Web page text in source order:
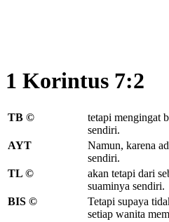
1 Korintus 7:2
TB ©
tetapi mengingat
sendiri.
AYT
Namun, karena
sendiri.
TL ©
akan tetapi dari
suaminya sendiri.
BIS ©
Tetapi supaya
setiap wanita